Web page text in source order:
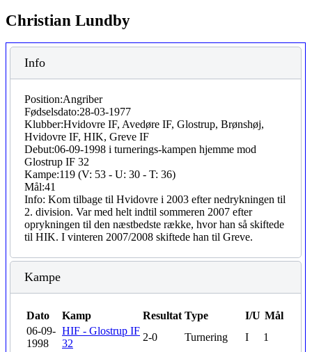
Christian Lundby
Info
Position:Angriber
Fødselsdato:28-03-1977
Klubber:Hvidovre IF, Avedøre IF, Glostrup, Brønshøj,
Hvidovre IF, HIK, Greve IF
Debut:06-09-1998 i turnerings-kampen hjemme mod
Glostrup IF 32
Kampe:119 (V: 53 - U: 30 - T: 36)
Mål:41
Info: Kom tilbage til Hvidovre i 2003 efter nedrykningen til
2. division. Var med helt indtil sommeren 2007 efter
oprykningen til den næstbedste række, hvor han så skiftede
til HIK. I vinteren 2007/2008 skiftede han til Greve.
Kampe
Dato Kamp Resultat Type I/U Mål
06-09-
1998
HIF - Glostrup IF
32
2-0 Turnering I
1